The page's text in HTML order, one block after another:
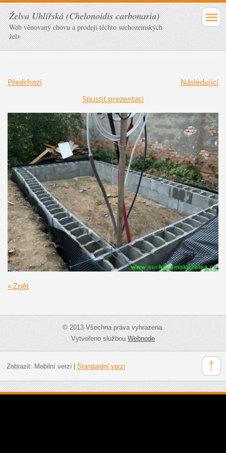
Želva Uhlířská (Chelonoidis carbonaria)
Web věnovaný chovu a prodeji těchto suchozemských
želv
Předchozí
Následující
Spustit prezentaci
« Zpět
© 2013 Všechna práva vyhrazena.
Vytvořeno službouWebnode
Zobrazit: Mobilní verzi Standardní verzi